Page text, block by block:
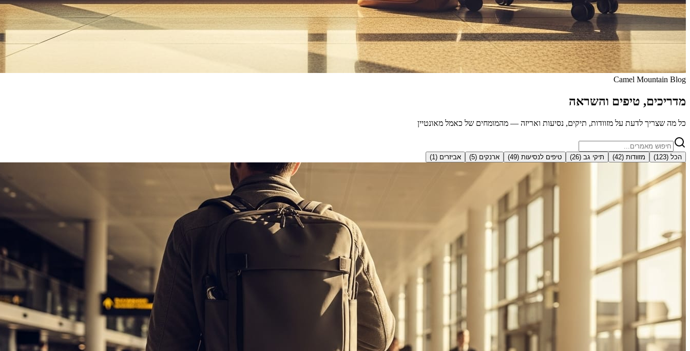
Camel Mountain Blog
מדריכים, טיפים והשראה
כל מה שצריך לדעת על מזוודות, תיקים, נסיעות ואריזה — מהמומחים של כאמל מאונטיין
הכל (123
) מזוודות (
42
) תיקי גב (
26
) טיפים לנסיעות (
49
) ארנקים (
5
) אביזרים (
1
)